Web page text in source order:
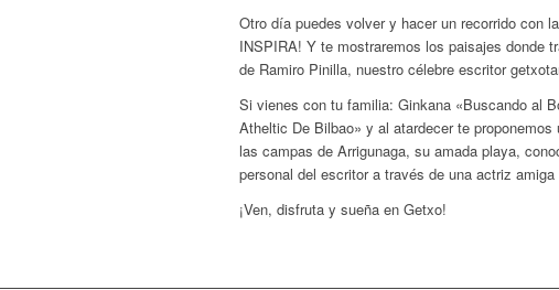
Otro día puedes volver y hacer un recorrido con
INSPIRA! Y te mostraremos los paisajes donde
de Ramiro Pinilla, nuestro célebre escritor
Si vienes con tu familia: Ginkana «Buscando al
Atheltic De Bilbao» y al atardecer te proponemos
las campas de Arrigunaga, su amada playa,
personal del escritor a través de una actriz amiga
¡Ven, disfruta y sueña en Getxo!